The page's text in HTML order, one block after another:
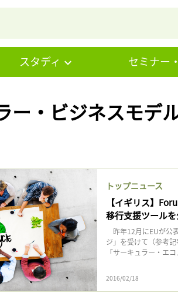
スタディ セミナー
ー・ビジネスモデ
トップニュース
【イギリス】
移行支援ツール
昨年12月にEUが公
ジ」を受けて（参考
「サーキュラー・エ
2016/02/18